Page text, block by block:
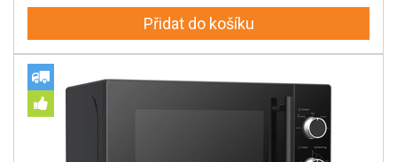
Přidat do košíku